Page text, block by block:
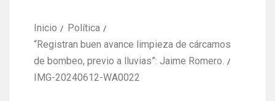
Inicio
Política
“Registran buen avance limpieza de cárcamos
de bombeo, previo a lluvias”: Jaime Romero.
IMG-20240612-WA0022